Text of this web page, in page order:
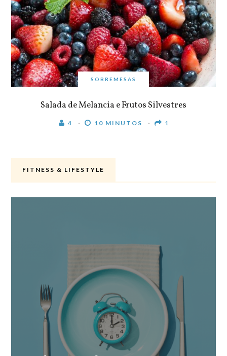
SOBREMESAS
Salada de Melancia e Frutos Silvestres
4 10 MINUTOS 1
FITNESS & LIFESTYLE